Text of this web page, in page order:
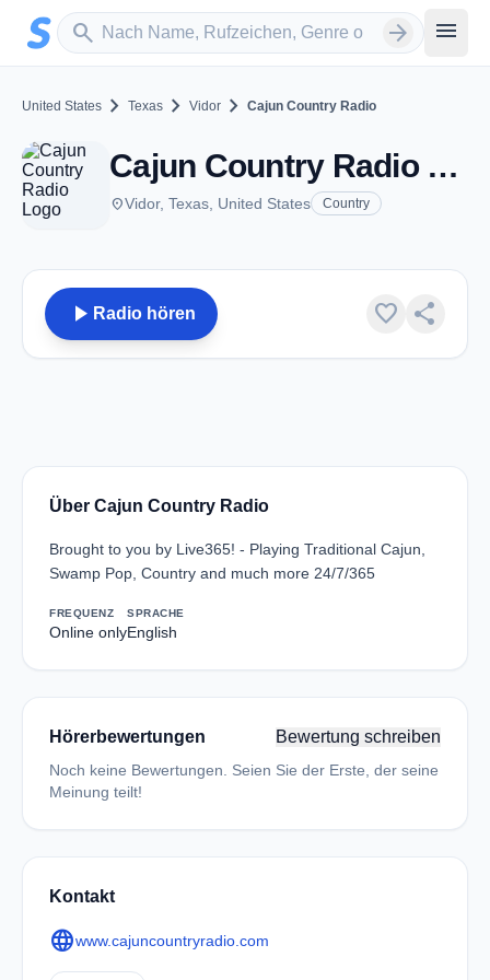
Zum Hauptinhalt springen
search
Sender suchen arrow_forward menu
United States chevron_right Texas chevron_right Vidor chevron_right Cajun Country Radio
Cajun Country Radio - Vidor, TX
placeVidor, Texas, United States Country
play_arrow Radio hören favorite share
Über Cajun Country Radio
Brought to you by Live365! - Playing Traditional Cajun,
Swamp Pop, Country and much more 24/7/365
FREQUENZ
Online only
SPRACHE
English
Hörerbewertungen Bewertung schreiben
Noch keine Bewertungen. Seien Sie der Erste, der seine
Meinung teilt!
Kontakt
languagewww.cajuncountryradio.com